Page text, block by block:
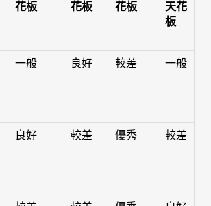
花板
花板
花板
天花
板
一般 良好 較差 一般
良好 較差 優秀 較差